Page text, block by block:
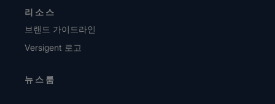
리소스
브랜드 가이드라인
Versigent 로고
뉴스룸